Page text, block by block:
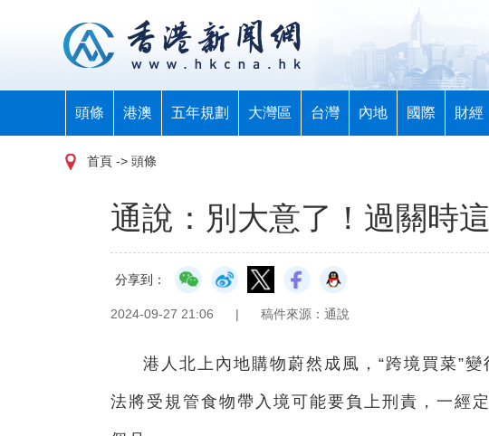
頭條 港澳 五年規劃 大灣區 台灣 內地 國際 財經
首頁 -> 頭條
通說：別大意了！過關時
分享到：
2024-09-27 21:06 | 稿件來源：通說
港人北上內地購物蔚然成風，“跨境買菜”
法將受規管食物帶入境可能要負上刑責，一經